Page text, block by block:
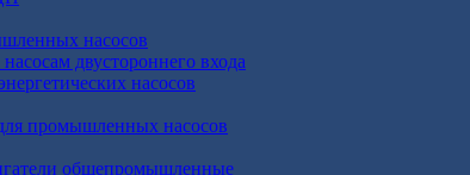
насосов
двустороннего входа
насосов
промышленных насосов
общепромышленные